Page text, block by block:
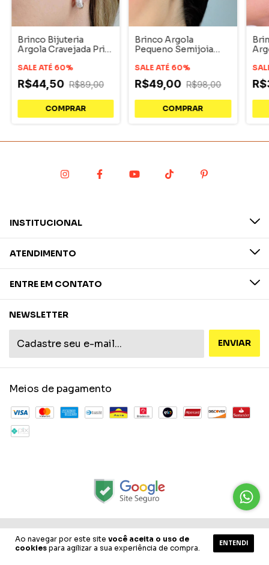
Ao navegar por este site você aceita o uso de
cookies para agilizar a sua experiência de compra.
ENTENDI
Brinco Bijuteria
Argola Cravejada Pri
SALE ATÉ 60%
R$44,50 R$89,00
Brinco Argola
Pequeno Semijoia
SALE ATÉ 60%
R$49,00 R$98,00
INSTITUCIONAL
ATENDIMENTO
ENTRE EM CONTATO
NEWSLETTER
Meios de pagamento
Copyright Gpm Comercio de Bijuterias / Geraldo Migliorini Neto -
11431550000181 - 2026. Todos os direitos reservados.